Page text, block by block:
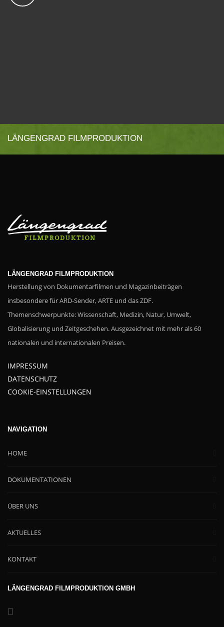
LÄNGENGRAD FILMPRODUKTION
LÄNGENGRAD FILMPRODUKTION
Herstellung von Dokumentarfilmen und Magazinbeiträgen
insbesondere für ARD-Sender, ARTE und das ZDF.
Themenschwerpunkte: Wissenschaft, Medizin, Natur, Umwelt,
Globalisierung und Zeitgeschehen. Ausgezeichnet mit mehr als 60
nationalen und internationalen Preisen.
IMPRESSUM
DATENSCHUTZ
COOKIE-EINSTELLUNGEN
NAVIGATION
HOME
DOKUMENTATIONEN
ÜBER UNS
AKTUELLES
KONTAKT
LÄNGENGRAD FILMPRODUKTION GMBH